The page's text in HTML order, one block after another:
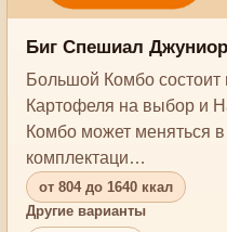
Биг Спешиал
Большой Комбо
Картофеля на выбор и
Комбо может меняться
комплектаци…
от 804 до 1640 ккал
Другие варианты